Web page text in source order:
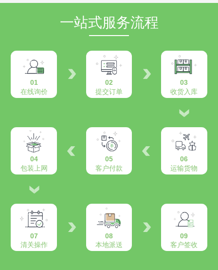
一站式服务流程
01
在线询价
02
提交订单
03
收货入库
04
包装上网
05
客户付款
06
运输货物
07
清关操作
08
本地派送
09
客户签收